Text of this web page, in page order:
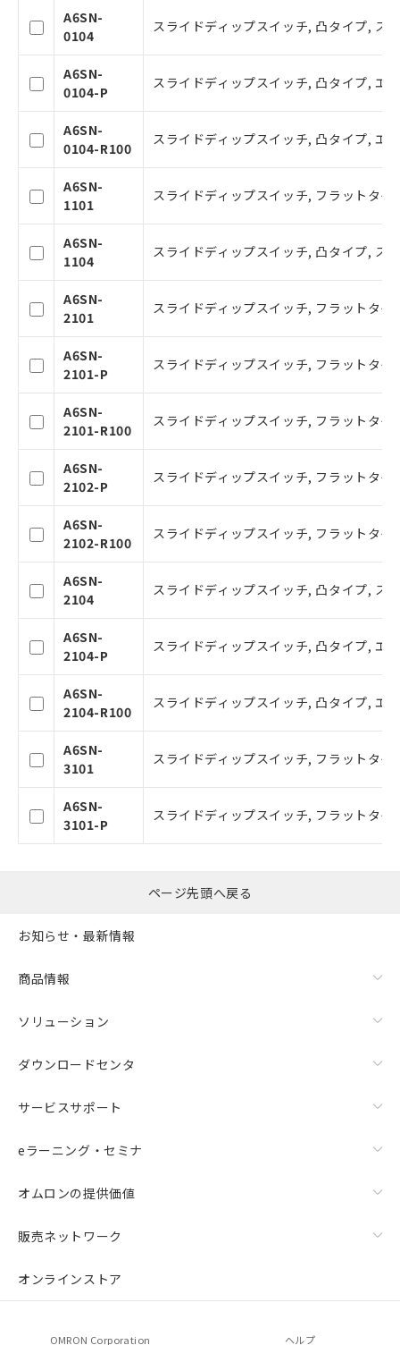
A6SN-
0104
スライドディップスイッチ, 凸タイプ, ス
A6SN-
0104-P
スライドディップスイッチ, 凸タイプ, エ
A6SN-
0104-R100
スライドディップスイッチ, 凸タイプ, エ
A6SN-
1101
スライドディップスイッチ, フラットタ
A6SN-
1104
スライドディップスイッチ, 凸タイプ, ス
A6SN-
2101
スライドディップスイッチ, フラットタ
A6SN-
2101-P
スライドディップスイッチ, フラットタ
A6SN-
2101-R100
スライドディップスイッチ, フラットタ
A6SN-
2102-P
スライドディップスイッチ, フラットタ
A6SN-
2102-R100
スライドディップスイッチ, フラットタ
A6SN-
2104
スライドディップスイッチ, 凸タイプ, ス
A6SN-
2104-P
スライドディップスイッチ, 凸タイプ, エ
A6SN-
2104-R100
スライドディップスイッチ, 凸タイプ, エ
A6SN-
3101
スライドディップスイッチ, フラットタ
A6SN-
3101-P
スライドディップスイッチ, フラットタ
ページ先頭へ戻る
お知らせ・最新情報
商品情報
ソリューション
ダウンロードセンタ
サービスサポート
eラーニング・セミナ
オムロンの提供価値
販売ネットワーク
オンラインストア
OMRON Corporation ヘルプ
記
号
説明
○ 一定数以上の在庫あり
△
－
在庫なし(最新の在庫状況につ
いては、お客様のお取引先、ま
たはお客様担当のオムロン制御
機器販売店・当社販売員にご確
認ください)
空
白
受注生産機種、また在庫状況の
情報を公開していない機種
以下の条件をお読みいただき、同意のうえ
ご利用ください。
本サービスは、当社制御機器事業取扱
当社制御機器事業取扱商品の中には、
在庫状況および標準価格照会結果は、
覧された時点での実際の在庫および標
正式な納期状況および標準価格はお客
ご相談ください。
ください。
示しないようお願いします。
メンバーズにご登録されている必要が
登録された部品リストについて、当社
引・商談に必要な範囲で利用すること
の共同利用に関して"
の「1.共同利